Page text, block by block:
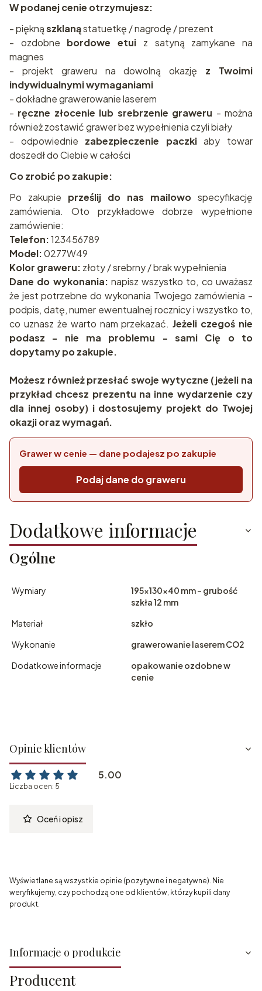
W podanej cenie otrzymujesz:
- pięknąszklanąstatuetkę / nagrodę / prezent
- ozdobne bordowe etui z satyną zamykane na
magnes
- projekt graweru na dowolną okazję z Twoimi
indywidualnymi wymaganiami
- dokładne grawerowanie laserem
- ręczne złocenie lub srebrzenie graweru - można
również zostawić grawer bez wypełnienia czyli biały
- odpowiednie zabezpieczenie paczkiaby towar
doszedł do Ciebie w całości
Co zrobić po zakupie:
Po zakupie prześlij do nas mailowo specyfikację
zamówienia. Oto przykładowe dobrze wypełnione
zamówienie:
Telefon:123456789
Model:0277W49
Kolor graweru: złoty / srebrny / brak wypełnienia
Dane do wykonania: napisz wszystko to, co uważasz
że jest potrzebne do wykonania Twojego zamówienia -
podpis, datę, numer ewentualnej rocznicy i wszystko to,
co uznasz że warto nam przekazać.Jeżeli czegoś nie
podasz - nie ma problemu - sami Cię o to
dopytamy po zakupie.
Możesz również przesłać swoje wytyczne (jeżeli na
przykład chcesz prezentu na inne wydarzenie czy
dla innej osoby) i dostosujemy projekt do Twojej
okazji oraz wymagań.
Grawer w cenie — dane podajesz po zakupie
Podaj dane do graweru
Dodatkowe informacje
Ogólne
Wymiary
195x130x40 mm - grubość
szkła 12 mm
Materiał
szkło
Wykonanie
grawerowanie laserem CO2
Dodatkowe informacje
opakowanie ozdobne w
cenie
Opinie klientów
5.00
Liczba ocen: 5
Oceń i opisz
Wyświetlane są wszystkie opinie (pozytywne i negatywne). Nie
weryfikujemy, czy pochodzą one od klientów, którzy kupili dany
produkt.
Informacje o produkcie
Producent